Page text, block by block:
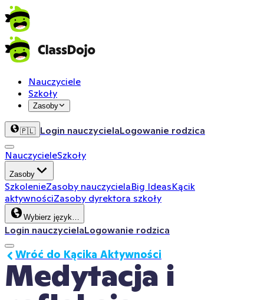
Nauczyciele
Szkoły
Zasoby
🇵🇱 Login nauczycielaLogowanie rodzica
NauczycieleSzkoły
Zasoby
SzkolenieZasoby nauczycielaBig IdeasKącik
aktywnościZasoby dyrektora szkoły
Wybierz język…
Login nauczycielaLogowanie rodzica
Medytacja i
Wróć do Kącika Aktywności